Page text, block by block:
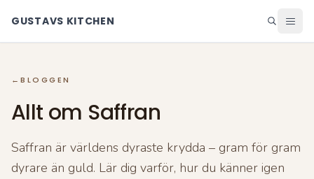
GUSTAVS KITCHEN
Helg
Ingredienser
Matsedel
←BLOGGEN
Allt om Saffran
Saffran är världens dyraste krydda – gram för gram
dyrare än guld. Lär dig varför, hur du känner igen